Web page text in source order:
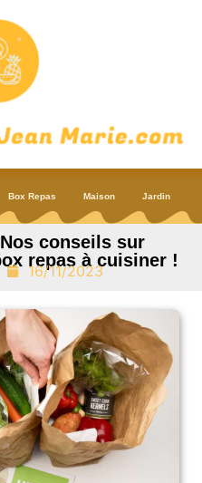
Box Repas Maison Jardin
conseils sur
repas à cuisiner !
16/11/2023